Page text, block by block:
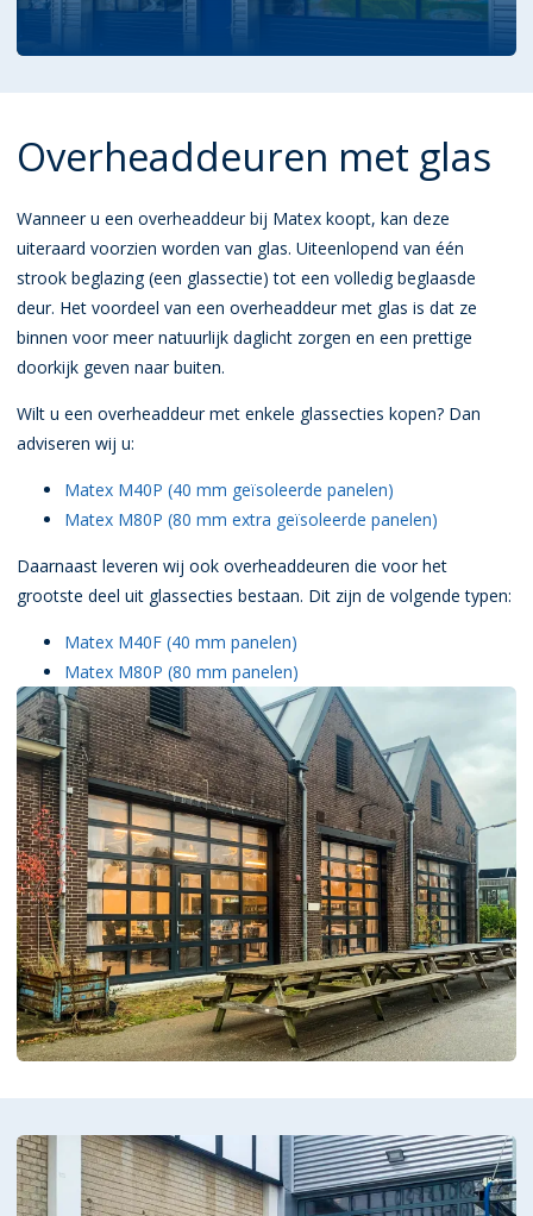
Overheaddeuren met glas
Wanneer u een overheaddeur bij Matex koopt, kan deze
uiteraard voorzien worden van glas. Uiteenlopend van één
strook beglazing (een glassectie) tot een volledig beglaasde
deur. Het voordeel van een overheaddeur met glas is dat ze
binnen voor meer natuurlijk daglicht zorgen en een prettige
doorkijk geven naar buiten.
Wilt u een overheaddeur met enkele glassecties kopen? Dan
adviseren wij u:
Matex M40P (40 mm geïsoleerde panelen)
Matex M80P (80 mm extra geïsoleerde panelen)
Daarnaast leveren wij ook overheaddeuren die voor het
grootste deel uit glassecties bestaan. Dit zijn de volgende typen:
Matex M40F (40 mm panelen)
Matex M80P (80 mm panelen)